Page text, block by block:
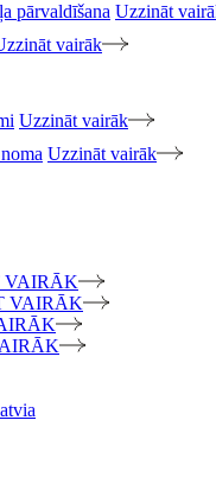
pārvaldīšana Uzzināt
vairāk
Uzzināt vairāk
Uzzināt vairāk
VAIRĀK